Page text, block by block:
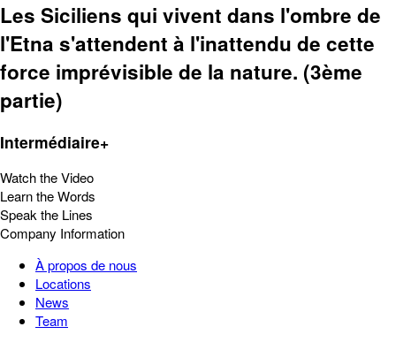
Les Siciliens qui vivent dans l'ombre de
l'Etna s'attendent à l'inattendu de cette
force imprévisible de la nature. (3ème
partie)
Intermédiaire+
Watch the Video
Learn the Words
Speak the Lines
Company Information
À propos de nous
Locations
News
Team